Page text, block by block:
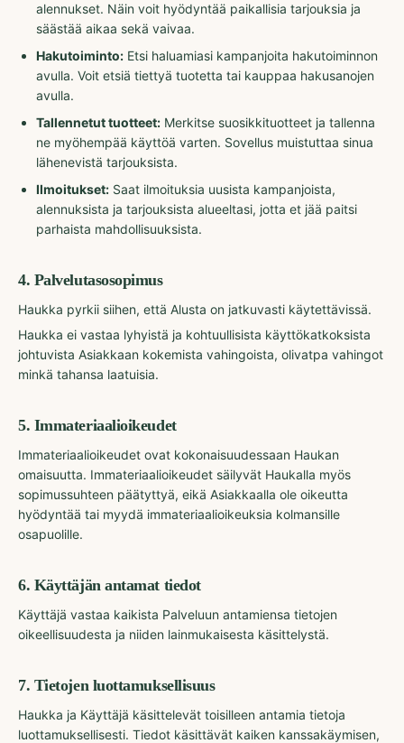
alennukset. Näin voit hyödyntää paikallisia tarjouksia ja
säästää aikaa sekä vaivaa.
Hakutoiminto: Etsi haluamiasi kampanjoita hakutoiminnon
avulla. Voit etsiä tiettyä tuotetta tai kauppaa hakusanojen
avulla.
Tallennetut tuotteet: Merkitse suosikkituotteet ja tallenna
ne myöhempää käyttöä varten. Sovellus muistuttaa sinua
lähenevistä tarjouksista.
Ilmoitukset: Saat ilmoituksia uusista kampanjoista,
alennuksista ja tarjouksista alueeltasi, jotta et jää paitsi
parhaista mahdollisuuksista.
4. Palvelutasosopimus
Haukka pyrkii siihen, että Alusta on jatkuvasti käytettävissä.
Haukka ei vastaa lyhyistä ja kohtuullisista käyttökatkoksista
johtuvista Asiakkaan kokemista vahingoista, olivatpa vahingot
minkä tahansa laatuisia.
5. Immateriaalioikeudet
Immateriaalioikeudet ovat kokonaisuudessaan Haukan
omaisuutta. Immateriaalioikeudet säilyvät Haukalla myös
sopimussuhteen päätyttyä, eikä Asiakkaalla ole oikeutta
hyödyntää tai myydä immateriaalioikeuksia kolmansille
osapuolille.
6. Käyttäjän antamat tiedot
Käyttäjä vastaa kaikista Palveluun antamiensa tietojen
oikeellisuudesta ja niiden lainmukaisesta käsittelystä.
7. Tietojen luottamuksellisuus
Haukka ja Käyttäjä käsittelevät toisilleen antamia tietoja
luottamuksellisesti. Tiedot käsittävät kaiken kanssakäymisen,